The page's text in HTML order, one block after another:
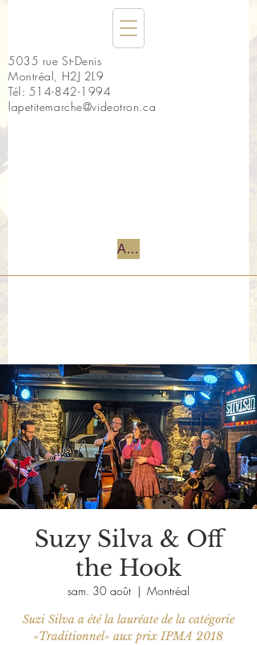
5035 rue St-Denis
Montréal, H2J 2L9
Tél: 514-842-1994
lapetitemarche@videotron.ca
Accueil
Suzy Silva & Off
the Hook
sam. 30 août
  |
Montréal
Suzi Silva a été la lauréate de la catégorie
«Traditionnel» aux prix IPMA 2018